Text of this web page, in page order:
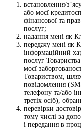
встановлення/
або моєї
фінансової та
послуг;
надання мені як
передачу мені як
інформаційний
послуг
моєї
Товариством,
повідомлення
телефону та/або
третіх осіб),
перевірки
тому числі за
і передання в